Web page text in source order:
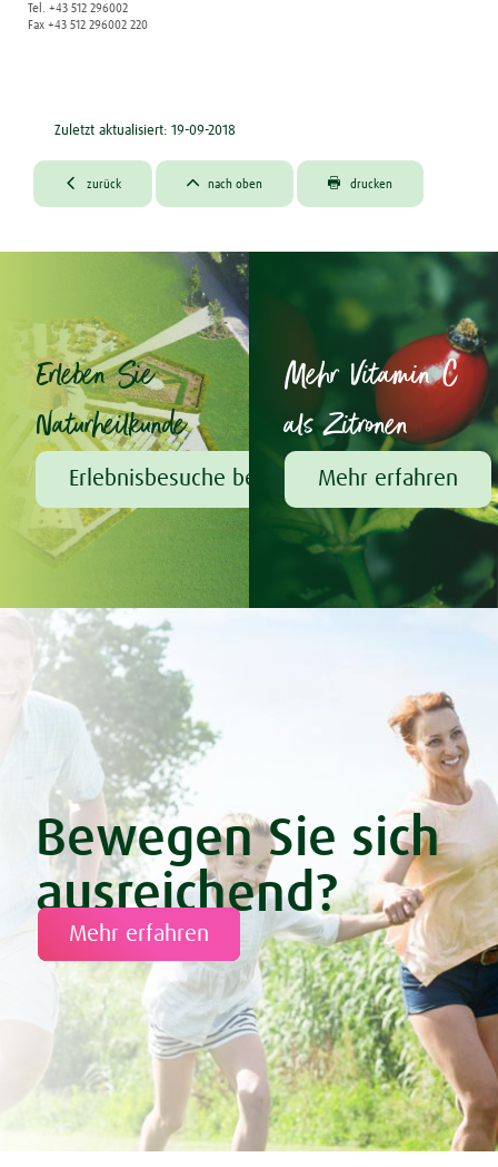
Tel. +43 512 296002
Fax +43 512 296002 220
Zuletzt aktualisiert: 19-09-2018
 zurück  nach oben  drucken
Erleben Sie
Naturheilkunde
Erlebnisbesuche bei A.Vogel
Mehr Vitamin C
als Zitronen
Mehr erfahren
Bewegen Sie sich
ausreichend?
Mehr erfahren